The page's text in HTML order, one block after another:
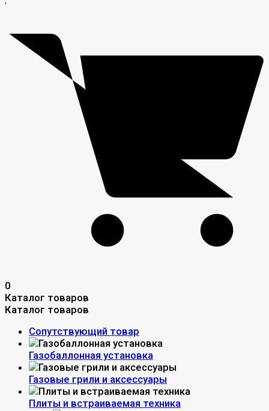
0
Каталог товаров
Каталог товаров
Сопутствующий товар
Газобаллонная установка
Газовые грили и аксессуары
Плиты и встраиваемая техника